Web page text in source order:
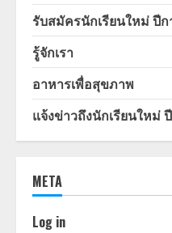
รับสมัครนักเรียนใหม่ ปีก
รู้จักเรา
อาหารเพื่อสุขภาพ
แจ้งข่าวถึงนักเรียนใหม่
META
Log in